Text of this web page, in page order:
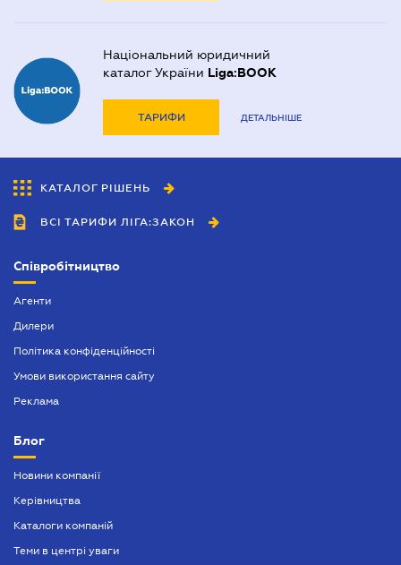
Національний юридичний
каталог України Liga:BOOK
ТАРИФИ ДЕТАЛЬНІШЕ
КАТАЛОГ РІШЕНЬ
ВСІ ТАРИФИ ЛІГА:ЗАКОН
Співробітництво
Агенти
Дилери
Політика конфіденційності
Умови використання сайту
Реклама
Блог
Новини компанії
Керівництва
Каталоги компаній
Теми в центрі уваги